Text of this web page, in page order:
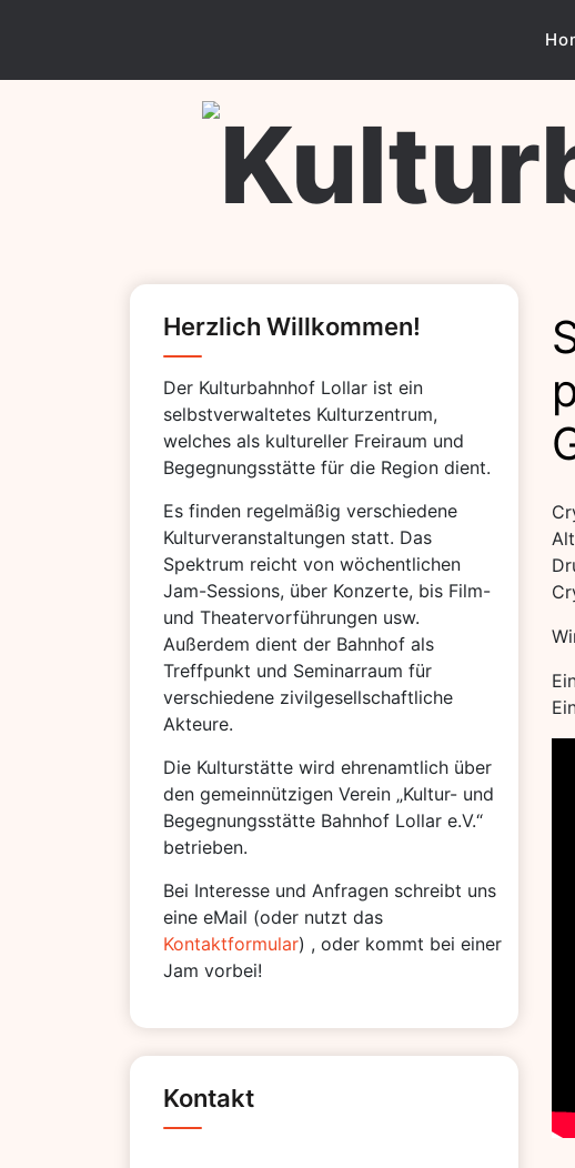
Herzlich Willkommen!
Der Kulturbahnhof Lollar ist ein
selbstverwaltetes Kulturzentrum,
welches als kultureller Freiraum und
Begegnungsstätte für die Region dient.
Es finden regelmäßig verschiedene
Kulturveranstaltungen statt. Das
Spektrum reicht von wöchentlichen
Jam-Sessions, über Konzerte, bis Film-
und Theatervorführungen usw.
Außerdem dient der Bahnhof als
Treffpunkt und Seminarraum für
verschiedene zivilgesellschaftliche
Akteure.
Die Kulturstätte wird ehrenamtlich über
den gemeinnützigen Verein „Kultur- und
Begegnungsstätte Bahnhof Lollar e.V.“
betrieben.
Bei Interesse und Anfragen schreibt uns
eine eMail (oder nutzt das
Kontaktformular) , oder kommt bei einer
Jam vorbei!
Kontakt